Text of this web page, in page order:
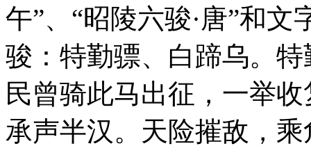
午”、“昭陵六骏·唐”和
骏：特勤骠、白蹄乌。
民曾骑此马出征，一举
承声半汉。天险摧敌，